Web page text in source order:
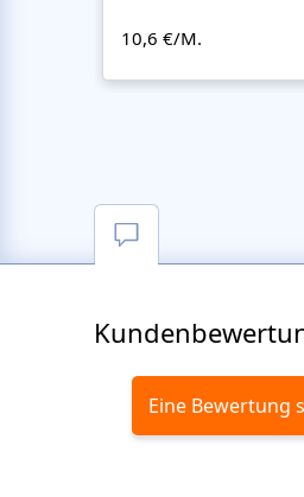
10,6 €/M.
Eine Bewertung